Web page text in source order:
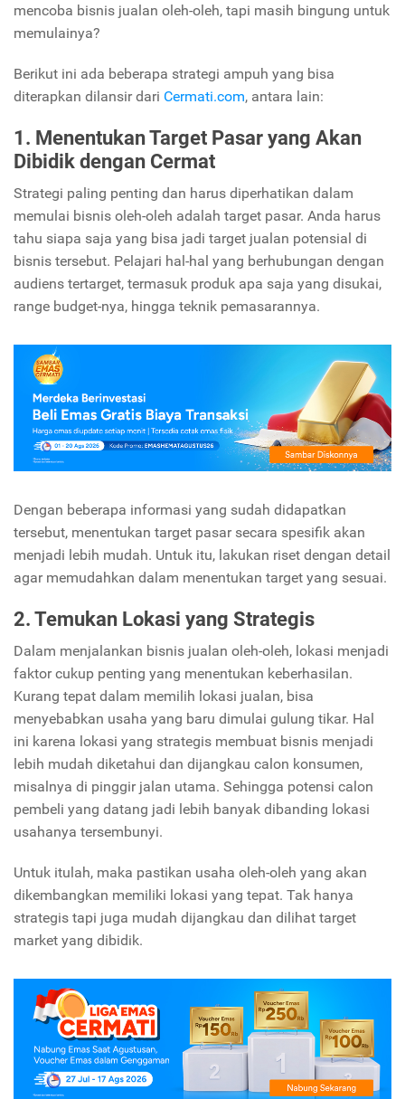
mencoba bisnis jualan oleh-oleh, tapi masih bingung untuk
memulainya?
Berikut ini ada beberapa strategi ampuh yang bisa
diterapkan dilansir dari Cermati.com, antara lain:
1. Menentukan Target Pasar yang Akan
Dibidik dengan Cermat
Strategi paling penting dan harus diperhatikan dalam
memulai bisnis oleh-oleh adalah target pasar. Anda harus
tahu siapa saja yang bisa jadi target jualan potensial di
bisnis tersebut. Pelajari hal-hal yang berhubungan dengan
audiens tertarget, termasuk produk apa saja yang disukai,
range budget-nya, hingga teknik pemasarannya.
Dengan beberapa informasi yang sudah didapatkan
tersebut, menentukan target pasar secara spesifik akan
menjadi lebih mudah. Untuk itu, lakukan riset dengan detail
agar memudahkan dalam menentukan target yang sesuai.
2. Temukan Lokasi yang Strategis
Dalam menjalankan bisnis jualan oleh-oleh, lokasi menjadi
faktor cukup penting yang menentukan keberhasilan.
Kurang tepat dalam memilih lokasi jualan, bisa
menyebabkan usaha yang baru dimulai gulung tikar. Hal
ini karena lokasi yang strategis membuat bisnis menjadi
lebih mudah diketahui dan dijangkau calon konsumen,
misalnya di pinggir jalan utama. Sehingga potensi calon
pembeli yang datang jadi lebih banyak dibanding lokasi
usahanya tersembunyi.
Untuk itulah, maka pastikan usaha oleh-oleh yang akan
dikembangkan memiliki lokasi yang tepat. Tak hanya
strategis tapi juga mudah dijangkau dan dilihat target
market yang dibidik.